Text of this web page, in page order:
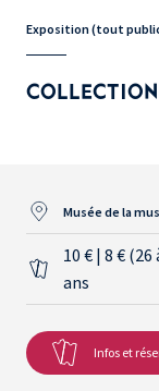
Exposition (tout
Musée de la
10 € | 8 €
ans
Infos et